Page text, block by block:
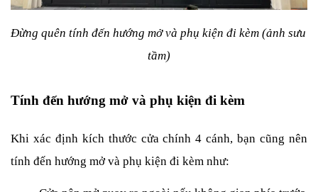
Đừng quên tính đến hướng mở và phụ kiện đi kèm (ảnh sưu
tầm)
Tính đến hướng mở và phụ kiện đi kèm
Khi xác định kích thước cửa chính 4 cánh, bạn cũng nên
tính đến hướng mở và phụ kiện đi kèm như: